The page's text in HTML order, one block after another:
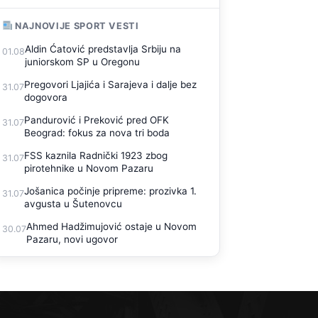
NAJNOVIJE SPORT VESTI
01.08Aldin Ćatović predstavlja Srbiju na
juniorskom SP u Oregonu
31.07Pregovori Ljajića i Sarajeva i dalje bez
dogovora
31.07Pandurović i Preković pred OFK
Beograd: fokus za nova tri boda
31.07FSS kaznila Radnički 1923 zbog
pirotehnike u Novom Pazaru
31.07Jošanica počinje pripreme: prozivka 1.
avgusta u Šutenovcu
30.07Ahmed Hadžimujović ostaje u Novom
Pazaru, novi ugovor